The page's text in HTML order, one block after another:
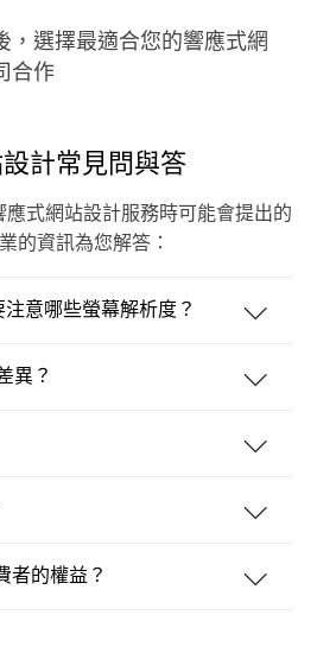
，選擇最適合您的響應式網
合作
計常見問與答
式網站設計服務時可能會提出的
的資訊為您解答：
意哪些螢幕解析度？
異？
者的權益？